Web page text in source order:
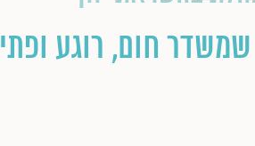
שמשדר חום, רוגע